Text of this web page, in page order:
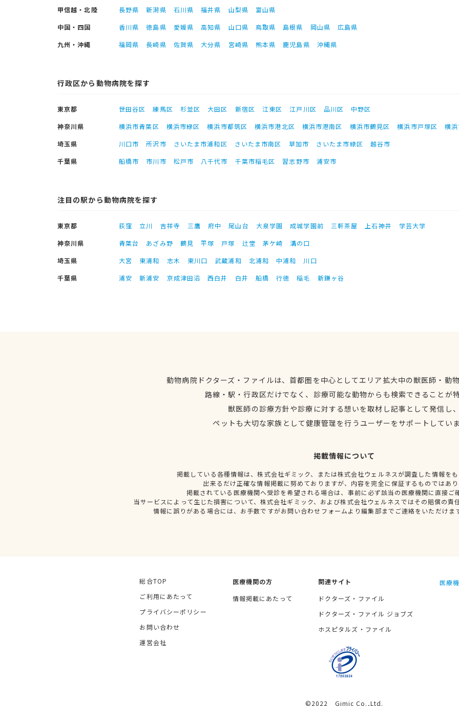
甲信越・北陸
長野県 新潟県 石川県 福井県 山梨県
富山県
中国・四国
香川県 徳島県 愛媛県 高知県 山口県 鳥取県 島根県 岡山県
広島県
九州・沖縄
福岡県 長崎県 佐賀県 大分県 宮崎県 熊本県 鹿児島県 沖縄県
行政区から動物病院を探す
東京都 世田谷区 練馬区 杉並区 大田区 新宿区 江東区 江戸川区 品川区
中野区
神奈川県
横浜市青葉区 横浜市緑区 横浜市都筑区 横浜市港北区 横浜市港南区 横浜市鶴見区 横浜市戸塚区
横
埼玉県
川口市 所沢市 さいたま市浦和区 さいたま市南区 草加市 さいたま市緑区
越谷市
千葉県
船橋市 市川市 松戸市 八千代市 千葉市稲毛区 習志野市 浦安市
注目の駅から動物病院を探す
東京都 荻窪 立川 吉祥寺 三鷹 府中 尾山台 大泉学園 成城学園前 三軒茶屋 上石神井
学芸大学
神奈川県
青葉台 あざみ野 鶴見 平塚 戸塚 辻堂 茅ケ崎
溝の口
埼玉県
大宮 東浦和 志木 東川口 武蔵浦和 北浦和 中浦和
川口
千葉県
浦安 新浦安 京成津田沼 西白井 白井 船橋 行徳 稲毛 新鎌ヶ谷
動物病院ドクターズ・ファイルは、首都圏を中心としてエリア拡大中の獣医師・動
路線・駅・行政区だけでなく、診療可能な動物からも検索できることが
獣医師の診療方針や診療に対する想いを取材し記事として発信し
ペットも大切な家族として健康管理を行うユーザーをサポートしてい
掲載情報について
掲載している各種情報は、株式会社ギミック、または株式会社ウェルネスが調査した情報を
出来るだけ正確な情報掲載に努めておりますが、内容を完全に保証するものではあ
掲載されている医療機関へ受診を希望される場合は、事前に必ず該当の医療機関に直接ご
当サービスによって生じた損害について、株式会社ギミック、および株式会社ウェルネスではその賠償の責
情報に誤りがある場合には、お手数ですがお問い合わせフォームより編集部までご連絡をいただけま
総合TOP
ご利用にあたって
プライバシーポリシー
お問い合わせ
運営会社
医療機関の方
情報掲載にあたって
関連サイト
ドクターズ・ファイル
ドクターズ・ファイル ジョブズ
ホスピタルズ・ファイル
医療
©2022 Gimic Co.,Ltd.